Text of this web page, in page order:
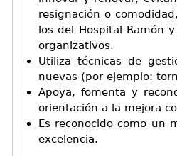
resignación o
los del Hospital Ramón
organizativos.
Utiliza técnicas de
nuevas (por ejemplo:
Apoya, fomenta y
orientación a la mejora
Es reconocido como un
excelencia.